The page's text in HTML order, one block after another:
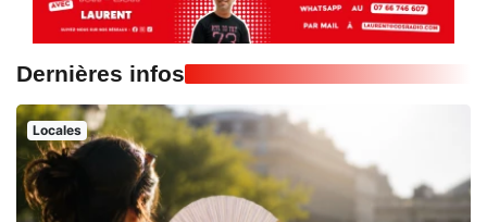
Dernières infos
Locales